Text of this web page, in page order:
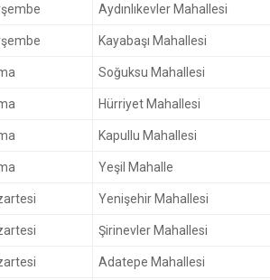
Aydınlıkevler Mahallesi
Kayabaşı Mahallesi
Soğuksu Mahallesi
Hürriyet Mahallesi
Kapullu Mahallesi
Yeşil Mahalle
Yenişehir Mahallesi
Şirinevler Mahallesi
Adatepe Mahallesi